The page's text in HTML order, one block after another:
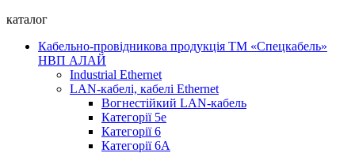
каталог
Кабельно-провідникова продукція ТМ «Спецкабель»
НВП АЛАЙ
Industrial Ethernet
LAN-кабелі, кабелі Ethernet
Вогнестійкий LAN-кабель
Категорії 5е
Категорії 6
Категорії 6А